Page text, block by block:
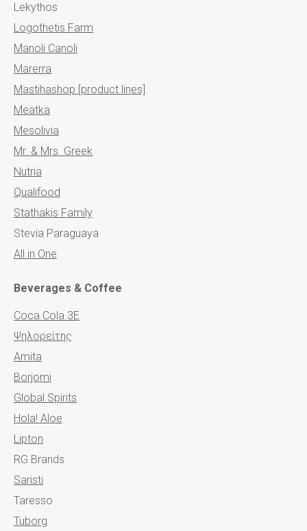
Lekythos
Logothetis Farm
Manoli Canoli
Marerra
Mastihashop [product lines]
Meatka
Mesolivia
Mr. & Mrs. Greek
Nutria
Qualifood
Stathakis Family
Stevia Paraguaya
All in One
Beverages & Coffee
Coca Cola 3Ε
Ψηλορείτης
Amita
Borjomi
Global Spirits
Hola! Aloe
Lipton
RG Brands
Saristi
Taresso
Tuborg